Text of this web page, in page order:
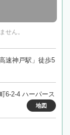
せん。
速神戸駅」徒歩5
6-2-4 ハーパース
地図